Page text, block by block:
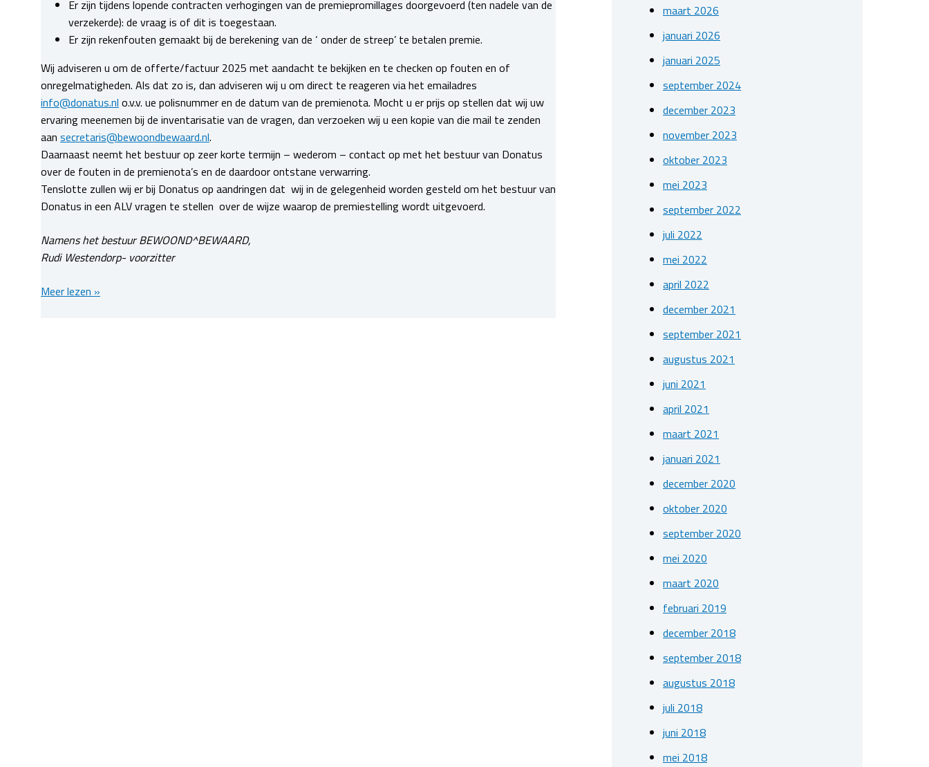
Er zijn tijdens lopende contracten verhogingen van de premiepromillages doorgevoerd (ten nadele van de
verzekerde): de vraag is of dit is toegestaan.
Er zijn rekenfouten gemaakt bij de berekening van de ‘ onder de streep’ te betalen premie.
Wij adviseren u om de offerte/factuur 2025 met aandacht te bekijken en te checken op fouten en of
onregelmatigheden. Als dat zo is, dan adviseren wij u om direct te reageren via het emailadres
info@donatus.nl o.v.v. ue polisnummer en de datum van de premienota. Mocht u er prijs op stellen dat wij uw
ervaring meenemen bij de inventarisatie van de vragen, dan verzoeken wij u een kopie van die mail te zenden
aan secretaris@bewoondbewaard.nl.
Daarnaast neemt het bestuur op zeer korte termijn – wederom – contact op met het bestuur van Donatus
over de fouten in de premienota’s en de daardoor ontstane verwarring.
Tenslotte zullen wij er bij Donatus op aandringen dat wij in de gelegenheid worden gesteld om het bestuur van
Donatus in een ALV vragen te stellen over de wijze waarop de premiestelling wordt uitgevoerd.
Namens het bestuur BEWOOND^BEWAARD,
Rudi Westendorp- voorzitter
Nieuwjaarsbericht
Meer lezen »
maart 2026
januari 2026
januari 2025
september 2024
december 2023
november 2023
oktober 2023
mei 2023
september 2022
juli 2022
mei 2022
april 2022
december 2021
september 2021
augustus 2021
juni 2021
april 2021
maart 2021
januari 2021
december 2020
oktober 2020
september 2020
mei 2020
maart 2020
februari 2019
december 2018
september 2018
augustus 2018
juli 2018
juni 2018
mei 2018